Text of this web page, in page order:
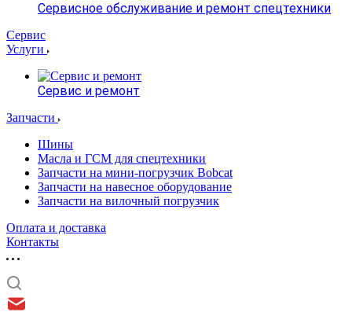
Сервисное обслуживание и ремонт спецтехники
Сервис
Услуги
Сервис и ремонт
Запчасти
Шины
Масла и ГСМ для спецтехники
Запчасти на мини-погрузчик Bobcat
Запчасти на навесное оборудование
Запчасти на вилочный погрузчик
Оплата и доставка
Контакты